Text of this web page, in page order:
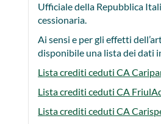
Ufficiale della Repubblica
cessionaria.
Ai sensi e per gli effetti
disponibile una lista dei dati
Lista crediti ceduti CA
Lista crediti ceduti CA
Lista crediti ceduti CA